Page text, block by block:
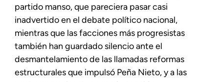
partido manso, que pareciera pasar casi
inadvertido en el debate político nacional,
mientras que las facciones más progresistas
también han guardado silencio ante el
desmantelamiento de las llamadas reformas
estructurales que impulsó Peña Nieto, y a las